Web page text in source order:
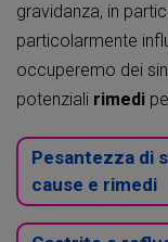
gravidanza, in
particolarmente
occuperemo dei
potenziali rimedi
Pesantezza di
cause e rimedi